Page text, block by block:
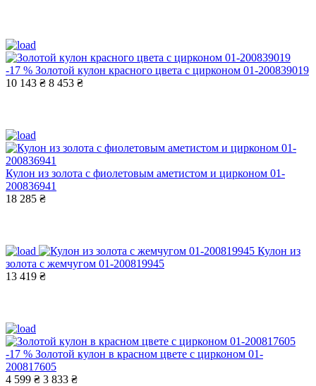
-17 % Золотой кулон красного цвета с цирконом 01-200839019
10 143 ₴ 8 453 ₴
Кулон из золота с фиолетовым аметистом и цирконом 01-
200836941
18 285 ₴
Кулон из
золота с жемчугом 01-200819945
13 419 ₴
-17 % Золотой кулон в красном цвете с цирконом 01-
200817605
4 599 ₴ 3 833 ₴